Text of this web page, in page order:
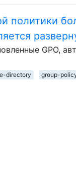
политики
GPO,
directory group-